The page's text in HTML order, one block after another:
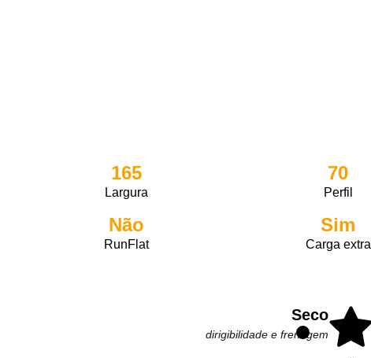
165
Largura
70
Perfil
Não
RunFlat
Sim
Carga extra
Seco
dirigibilidade e frenagem